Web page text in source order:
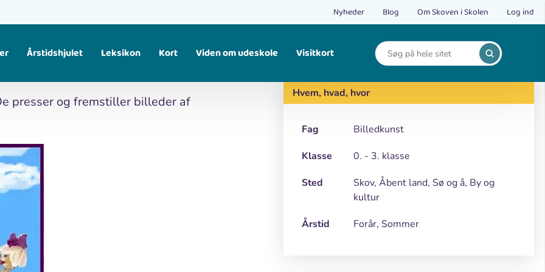
Nyheder Blog Om Skoven i Skolen Log ind
Årstidshjulet Leksikon Kort Viden om udeskole Visitkort
presser og fremstiller billeder af
Print
Hvem, hvad, hvor
Fag
Billedkunst
Klasse
0. - 3. klasse
Sted
Skov, Åbent land, Sø og å, By og
kultur
Årstid
Forår, Sommer